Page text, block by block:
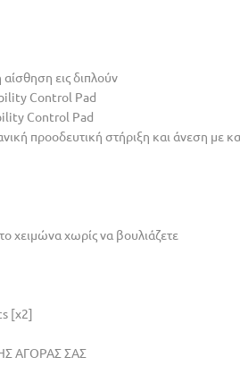
εις διπλούν
Control Pad
Control Pad
προοδευτική στήριξη και άνεση µε
χειµώνα χωρίς να βουλιάζετε
[x2]
ΑΓΟΡΑΣ ΣΑΣ